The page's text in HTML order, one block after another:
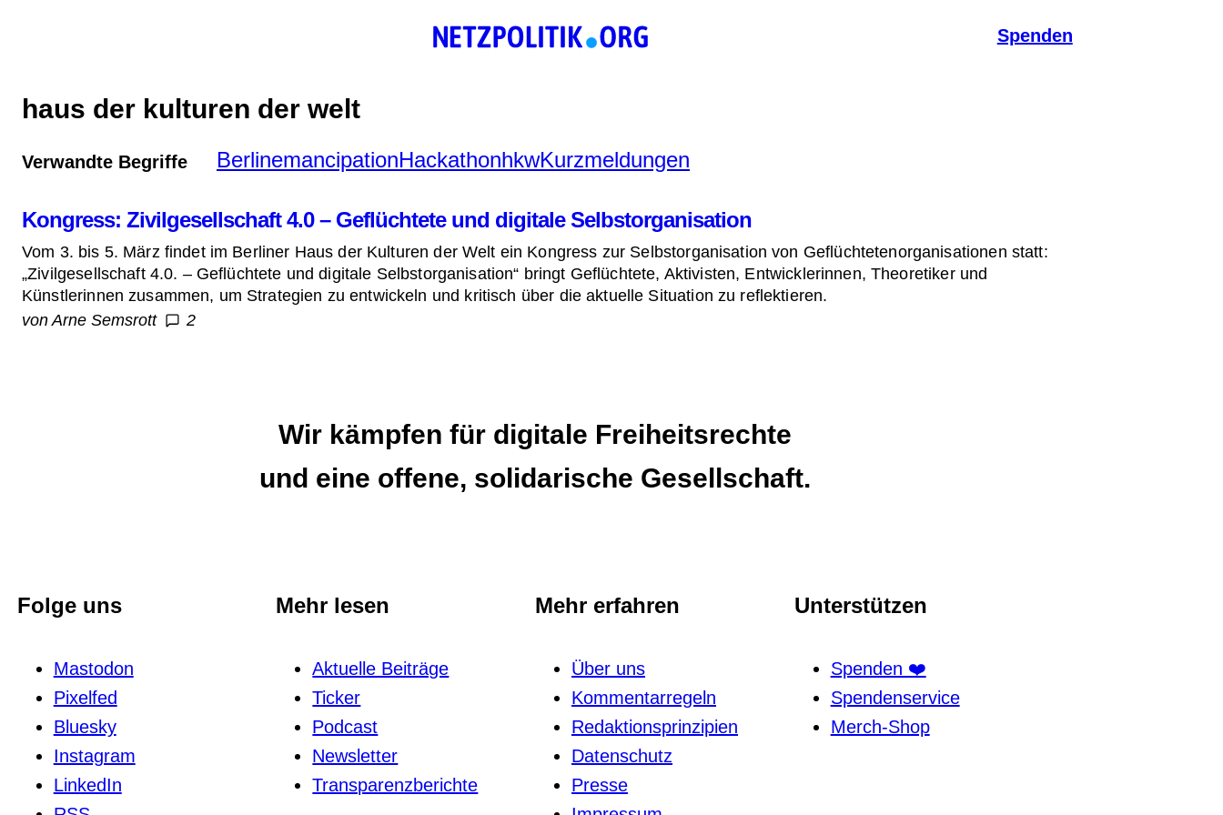
springen
Spenden
haus der kulturen der welt
Verwandte Begriffe BerlinemancipationHackathonhkwKurzmeldungen
Kongress: Zivilgesellschaft 4.0 – Geflüchtete und digitale Selbstorganisation
Vom 3. bis 5. März findet im Berliner Haus der Kulturen der Welt ein Kongress zur Selbstorganisation von Geflüchtetenorganisationen statt:
„Zivilgesellschaft 4.0. – Geflüchtete und digitale Selbstorganisation“ bringt Geflüchtete, Aktivisten, Entwicklerinnen, Theoretiker und
Künstlerinnen zusammen, um Strategien zu entwickeln und kritisch über die aktuelle Situation zu reflektieren.
von Arne Semsrott
2
Wir kämpfen für digitale Freiheitsrechte
und eine offene, solidarische Gesellschaft.
Folge uns
Mastodon
Pixelfed
Bluesky
Instagram
LinkedIn
Mehr lesen
Aktuelle Beiträge
Ticker
Podcast
News­letter
Trans­pa­renz­be­richte
Mehr erfahren
Über uns
Kommentarregeln
Redak­ti­ons­prin­zi­pien
Daten­schutz
Presse
Unterstützen
Spenden ❤️
Spendenservice
Merch-Shop